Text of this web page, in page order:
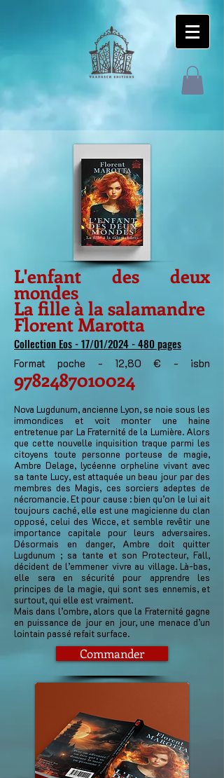
L'enfant des deux
mondes
La fille à la salamandre
Florent Marotta
Collection Eos- 17/01/2024 - 480 pages
Format poche - 12,80 € - isbn
9782487010024
Nova Lugdunum, ancienne Lyon, se noie sous les
immondices et voit monter une haine
entretenue par La Fraternité de la Lumière. Alors
que cette nouvelle inquisition traque parmi les
citoyens toute personne porteuse de magie,
Ambre Delage, lycéenne orpheline vivant avec
sa tante Lucy, est attaquée un beau jour par des
membres des Magis, ces sorciers adeptes de
nécromancie. Et pour cause : bien qu’on le lui ait
toujours caché, elle est une magicienne du clan
opposé, celui des Wicce, et semble revêtir une
importance capitale pour leurs adversaires.
Désormais en danger, Ambre doit quitter
Lugdunum ; sa tante et son Protecteur, Fall,
décident de l’emmener vivre au village. Là-bas,
elle sera en sécurité pour apprendre les
principes de la magie, qui sont ses ennemis, et
surtout, qui elle est vraiment.
Mais dans l’ombre, alors que la Fraternité gagne
en puissance de jour en jour, une menace d’un
lointain passé refait surface.
Commander